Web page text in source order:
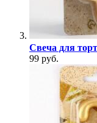
Свеча для
99 руб.